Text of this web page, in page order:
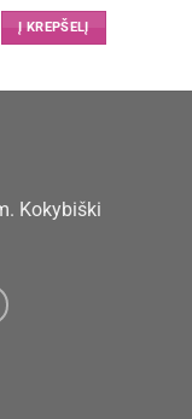
Į KREPŠELĮ
Kokybiški